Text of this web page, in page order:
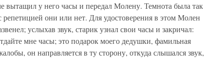
вытащил у него часы и передал Молену. Темнота была так
репетицией они или нет. Для удостоверения в этом Молен
услыхав звук, старик узнал свои часы и закричал:
мне часы; это подарок моего дедушки, фамильная
он направляется в ту сторону, откуда слышался звук,